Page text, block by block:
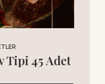
Tipi 45 Adet